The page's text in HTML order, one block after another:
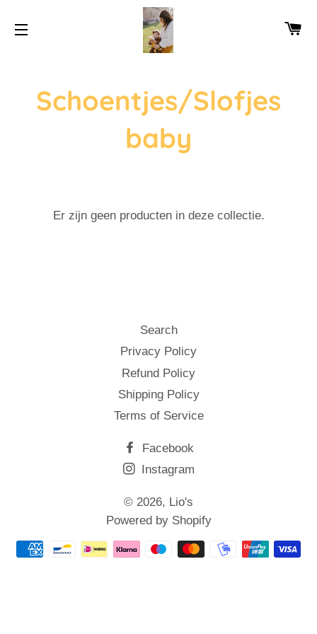
Schoentjes/Slofjes
baby
Er zijn geen producten in deze collectie.
Search
Privacy Policy
Refund Policy
Shipping Policy
Terms of Service
Facebook
Instagram
© 2026, Lio's
Powered by Shopify
Betaalmethoden